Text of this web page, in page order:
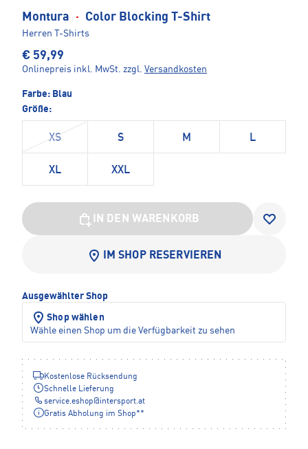
Montura · Color Blocking T-Shirt
Herren T-Shirts
€ 59,99
Onlinepreis inkl. MwSt. zzgl. Versandkosten
Farbe: Blau
Größe:
XS S M L
XL XXL
IN DEN WARENKORB
IM SHOP RESERVIEREN
Ausgewählter Shop
Shop wählen
Wähle einen Shop um die Verfügbarkeit zu sehen
Kostenlose Rücksendung
Schnelle Lieferung
service.eshop@ intersport.at
Gratis Abholung im Shop**